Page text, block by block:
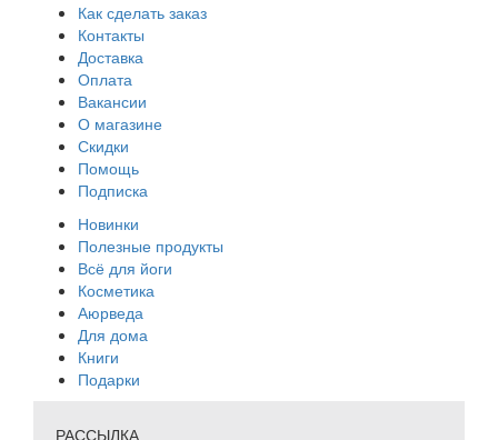
Как сделать заказ
Контакты
Доставка
Оплата
Вакансии
О магазине
Скидки
Помощь
Подписка
Новинки
Полезные продукты
Всё для йоги
Косметика
Аюрведа
Для дома
Книги
Подарки
РАССЫЛКА